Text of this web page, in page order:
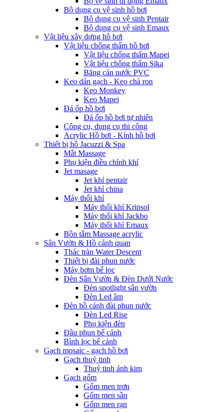
Bộ dụng cụ vệ sinh hồ bơi
Bộ dụng cụ vệ sinh Pentair
Bộ dụng cụ vệ sinh Emaux
Vật liệu xây dựng hồ bơi
Vật liệu chống thấm hồ bơi
Vật liệu chống thấm Mapei
Vật liệu chống thấm Sika
Băng cản nước PVC
Keo dán gạch - Keo chà ron
Keo Monkey
Keo Mapei
Đá ốp hồ bơi
Đá ốp hồ bơi tự nhiên
Công cụ, dụng cụ thi công
Acrylic Hồ bơi - Kính hồ bơi
Thiết bị hồ Jacuzzi & Spa
Mắt Massage
Phụ kiện điều chỉnh khí
Jet masage
Jet khí pentair
Jet khí china
Máy thổi khí
Máy thổi khí Kripsol
Máy thổi khí Jackbo
Máy thổi khí Emaux
Bồn tắm Massage acrylic
Sân Vườn & Hồ cảnh quan
Thác tràn Water Descent
Thiết bị đài phun nước
Máy bơm bể lọc
Đèn Sân Vườn & Đèn Dưới Nước
Đèn spotlight sân vườn
Đèn Led âm
Đèn hồ cảnh đài phun nước
Đèn Led Rise
Phụ kiện đèn
Đầu phun bể cảnh
Bình lọc bể cảnh
Gạch mosaic - gạch hồ bơi
Gạch thuỷ tinh
Thuỷ tinh ánh kim
Gạch gốm
Gốm men trơn
Gốm men sần
Gốm men rạn